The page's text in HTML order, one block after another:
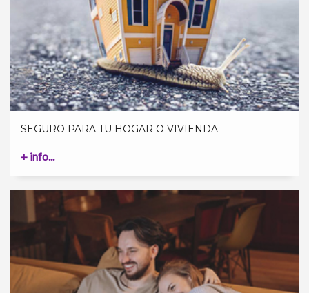
SEGURO PARA TU HOGAR O VIVIENDA
+ info...